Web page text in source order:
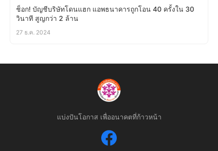
ช็อก! บัญชีบริษัทโดนแฮก แอพธนาคารถูกโอน 40 ครั้งใน 30
วินาที สูญกว่า 2 ล้าน
27 ธ.ค. 2024
แบ่งปันโอกาส เพื่ออนาคตที่ก้าวหน้า